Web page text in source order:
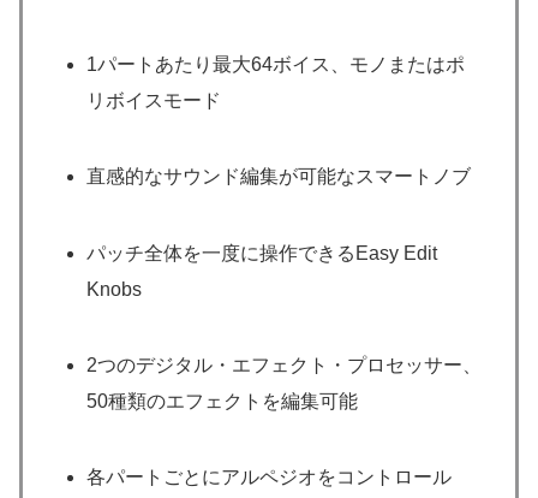
1パートあたり最大64ボイス、モノまたはポ
リボイスモード
直感的なサウンド編集が可能なスマートノブ
パッチ全体を一度に操作できるEasy Edit
Knobs
2つのデジタル・エフェクト・プロセッサー、
50種類のエフェクトを編集可能
各パートごとにアルペジオをコントロール